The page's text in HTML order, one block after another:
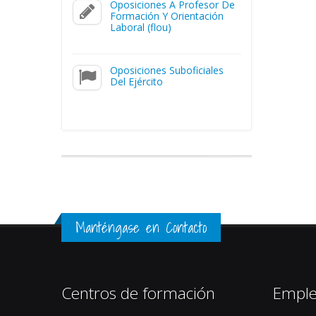
Oposiciones A Profesor De
Formación Y Orientación
Laboral (flou)
Oposiciones Suboficiales
Del Ejército
Manténgase en Contacto
Centros de formación